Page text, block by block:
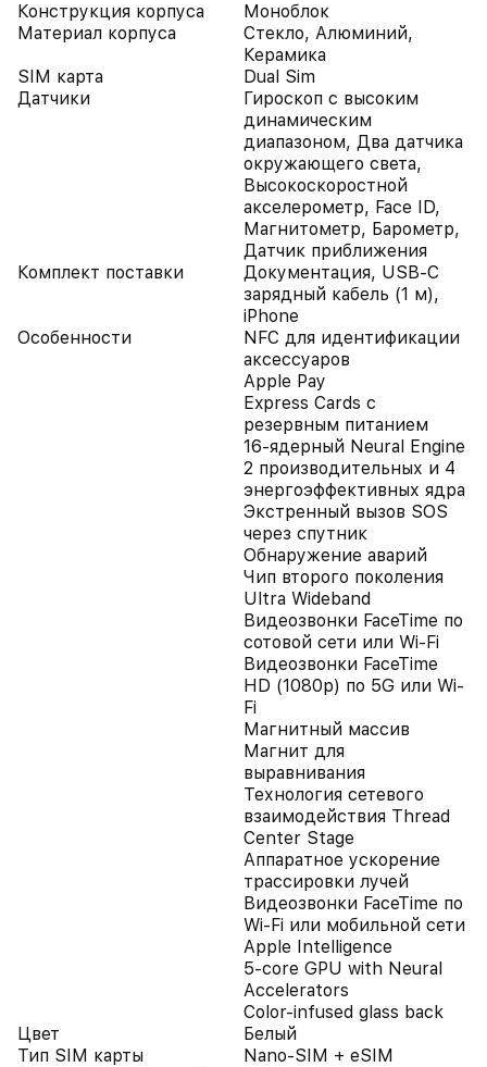
Конструкция корпуса
Моноблок
Материал корпуса
Стекло, Алюминий,
Керамика
SIM карта
Dual Sim
Датчики
Гироскоп с высоким
динамическим
диапазоном, Два датчика
окружающего света,
Высокоскоростной
акселерометр, Face ID,
Магнитометр, Барометр,
Датчик приближения
Комплект поставки
Документация, USB-C
зарядный кабель (1 м),
iPhone
Особенности
NFC для идентификации
аксессуаров
Apple Pay
Express Cards с
резервным питанием
16-ядерный Neural Engine
2 производительных и 4
энергоэффективных ядра
Экстренный вызов SOS
через спутник
Обнаружение аварий
Чип второго поколения
Ultra Wideband
Видеозвонки FaceTime по
сотовой сети или Wi‑Fi
Видеозвонки FaceTime
HD (1080p) по 5G или Wi-
Fi
Магнитный массив
Магнит для
выравнивания
Технология сетевого
взаимодействия Thread
Center Stage
Аппаратное ускорение
трассировки лучей
Видеозвонки FaceTime по
Wi-Fi или мобильной сети
Apple Intelligence
5‑core GPU with Neural
Accelerators
Color‑infused glass back
Цвет
Белый
Тип SIM карты
Nano-SIM + eSIM